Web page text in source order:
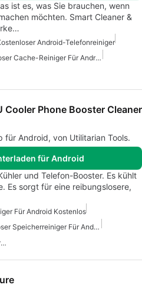
ist es, was Sie brauchen, wenn
möchten. Smart Cleaner &
Android-Telefonreiniger
Kostenloser Cache-Reiniger Für Android
Cooler Phone Booster Cleaner
für Android, von Utilitarian Tools.
für Android
und Telefon-Booster. Es kühlt
Es sorgt für eine reibungslosere,
Für Android Kostenlos
Kostenloser Speicherreiniger Für Android
Kostenloser Cache-Reiniger Für Android